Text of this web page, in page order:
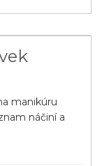
manikúru
náčiní a